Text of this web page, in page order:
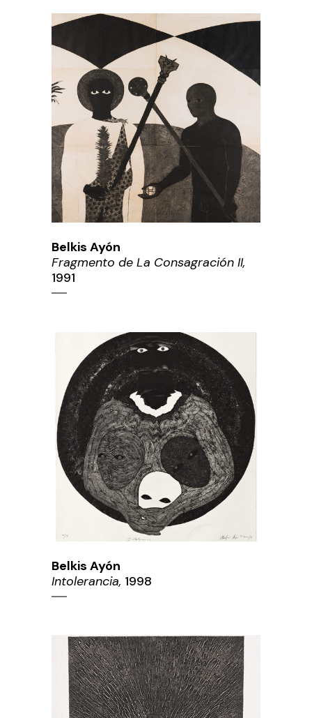
Belkis Ayón
Fragmento de La Consagración II,
1991
Belkis Ayón
Intolerancia, 1998